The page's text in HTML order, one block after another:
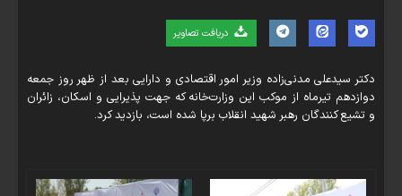
دریافت تصاویر
دکتر سیدعلی‌ مدنی‌زاده وزیر امور اقتصادی و دارایی بعد از ظهر روز جمعه
دوازدهم تیرماه از موکب این وزارت‌خانه که جهت پذیرایی و اسکان، زائران
و تشیع کنندگان رهبر شهید انقلاب برپا شده است، بازدید کرد.